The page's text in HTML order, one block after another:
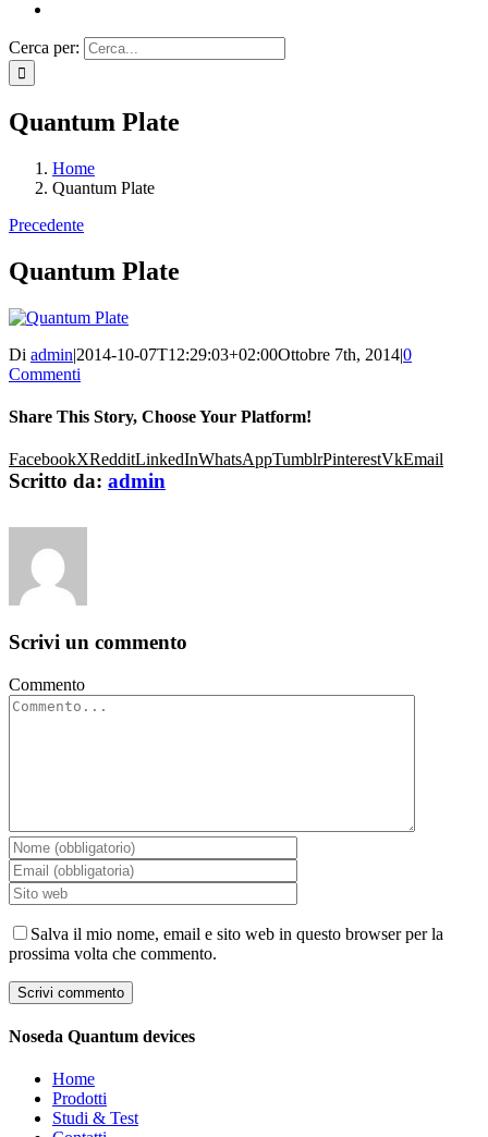
Cerca per:
Quantum Plate
Home
Quantum Plate
Precedente
Quantum Plate
Di admin|2014-10-07T12:29:03+02:00Ottobre 7th, 2014|0
Commenti
Share This Story, Choose Your Platform!
FacebookXRedditLinkedInWhatsAppTumblrPinterestVkEmail
Scritto da: admin
Scrivi un commento
Commento
Salva il mio nome, email e sito web in questo browser per la
prossima volta che commento.
Noseda Quantum devices
Home
Prodotti
Studi & Test